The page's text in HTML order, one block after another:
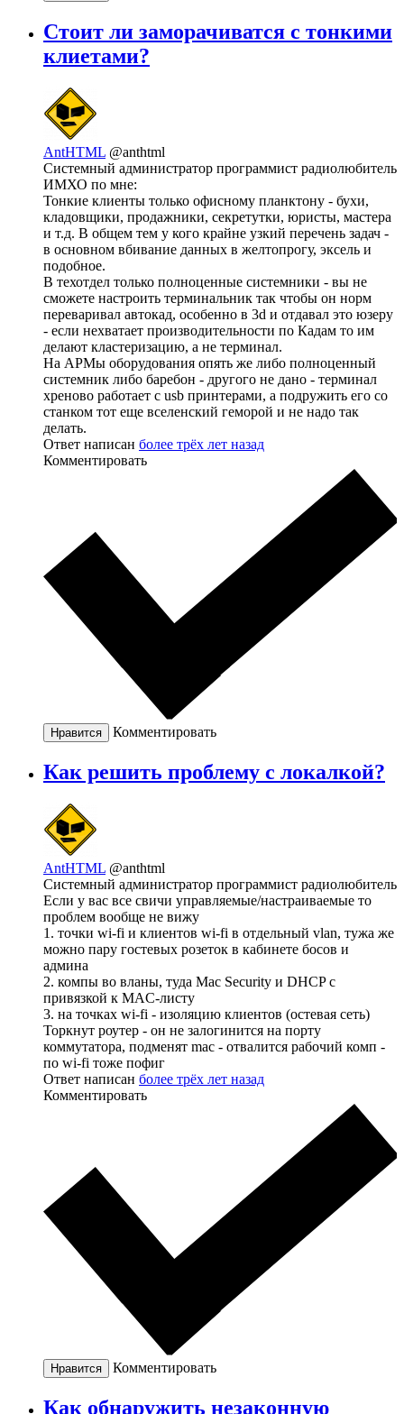
Стоит ли заморачиватся с тонкими
клиетами?
AntHTML @anthtml
Системный администратор программист радиолюбитель
ИМХО по мне:
Тонкие клиенты только офисному планктону - бухи,
кладовщики, продажники, секретутки, юристы, мастера
и т.д. В общем тем у кого крайне узкий перечень задач -
в основном вбивание данных в желтопрогу, эксель и
подобное.
В техотдел только полноценные системники - вы не
сможете настроить терминальник так чтобы он норм
переваривал автокад, особенно в 3d и отдавал это юзеру
- если нехватает производительности по Кадам то им
делают кластеризацию, а не терминал.
На АРМы оборудования опять же либо полноценный
системник либо баребон - другого не дано - терминал
хреново работает с usb принтерами, а подружить его со
станком тот еще вселенский геморой и не надо так
делать.
Ответ написан более трёх лет назад
Комментировать
Нравится Комментировать
Как решить проблему с локалкой?
AntHTML @anthtml
Системный администратор программист радиолюбитель
Если у вас все свичи управляемые/настраиваемые то
проблем вообще не вижу
1. точки wi-fi и клиентов wi-fi в отдельный vlan, тужа же
можно пару гостевых розеток в кабинете босов и
админа
2. компы во вланы, туда Mac Security и DHCP с
привязкой к MAC-листу
3. на точках wi-fi - изоляцию клиентов (остевая сеть)
Торкнут роутер - он не залогинится на порту
коммутатора, подменят mac - отвалится рабочий комп -
по wi-fi тоже пофиг
Ответ написан более трёх лет назад
Комментировать
Нравится Комментировать
Как обнаружить незаконную